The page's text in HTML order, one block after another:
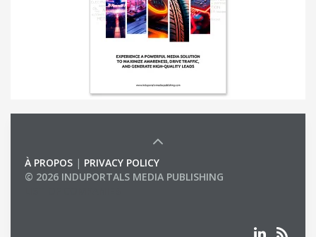
À PROPOS | PRIVACY POLICY
© 2026 INDUPORTALS MEDIA PUBLISHING